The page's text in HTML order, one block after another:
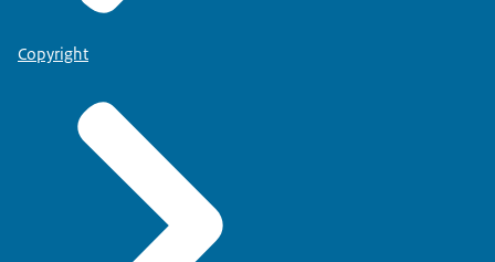
Copyright